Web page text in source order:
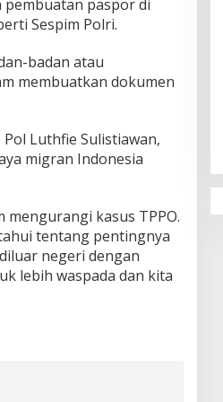
paspor di
Sespim Polri.
badan atau
membuatkan dokumen
Luthfie Sulistiawan,
migran Indonesia
mengurangi kasus TPPO.
tentang pentingnya
negeri dengan
lebih waspada dan kita
Sekolah di Malaysia Tertarik